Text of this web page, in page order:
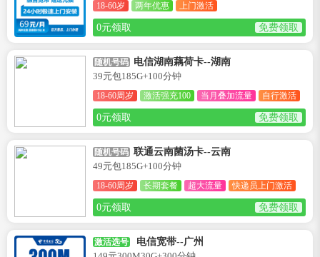
18-60岁 两年优惠 上门激活
0元领取 免费领取
随机号码 电信湖南藕荷卡--湖南
39元包185G+100分钟
18-60周岁 激活强充100 当月叠加流量 自行激活
0元领取 免费领取
随机号码 联通云南菌汤卡--云南
49元包185G+100分钟
18-60周岁 长期套餐 超大流量 快递员上门激活
0元领取 免费领取
激活选号
电信宽带--广州